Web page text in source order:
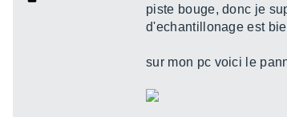
piste bouge, donc je
d'echantillonage est
sur mon pc voici le